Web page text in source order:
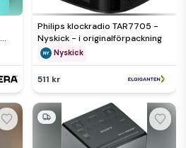
Philips klockradio TAR7705 -
Nyskick - i originalförpackning
Nyskick
511 kr